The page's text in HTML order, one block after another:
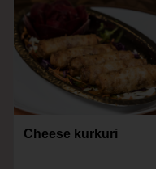
Cheese kurkuri